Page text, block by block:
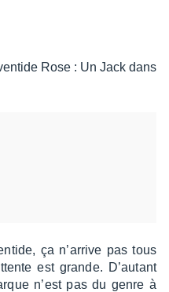
ça n’ar­rive pas tous
est grande. D’au­tant
n’est pas du genre à